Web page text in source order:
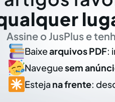
Assine o JusPlus e
Baixearquivos PDF:
Naveguesem
Esteja na frente: